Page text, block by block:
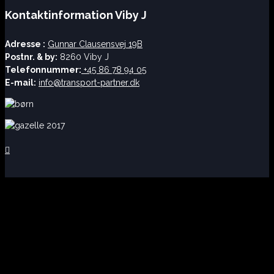
Kontaktinformation Viby J
Adresse : Gunnar Clausensvej 19B
Postnr. & by: 8260 Viby J
Telefonnummer: +45 86 78 94 05
E-mail: info@transport-partner.dk
